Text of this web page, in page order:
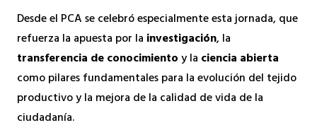
Desde el PCA se celebró especialmente esta jornada, que
refuerza la apuesta por la investigación, la
transferencia de conocimientoy la ciencia abierta
como pilares fundamentales para la evolución del tejido
productivo y la mejora de la calidad de vida de la
ciudadanía.